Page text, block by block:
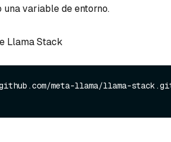
una variable de entorno.
Llama Stack
meta-llama/llama-